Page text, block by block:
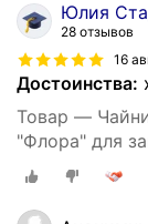
Юлия
28 отзывов
16
Достоинства:
Товар —
"Флора" для